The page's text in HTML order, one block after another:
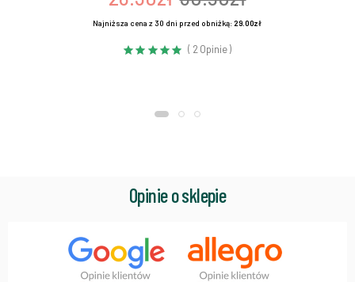
Najniższa cena z 30 dni przed obniżką:29.00zł
( 2 Opinie )
Opinie o sklepie